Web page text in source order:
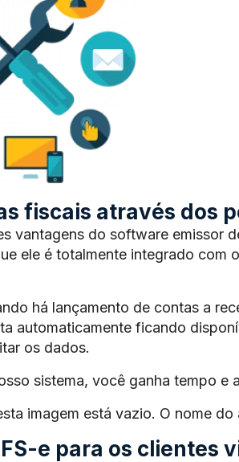
fiscais através dos
vantagens do software emissor
ele é totalmente integrado com
há lançamento de contas a
automaticamente ficando
os dados.
sistema, você ganha tempo e
imagem está vazio. O nome
e para os clientes